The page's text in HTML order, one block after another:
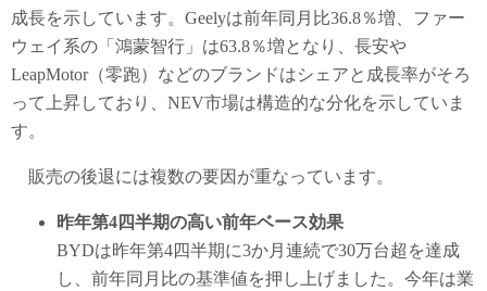
成長を示しています。Geelyは前年同月比36.8％増、ファー
ウェイ系の「鴻蒙智行」は63.8％増となり、長安や
LeapMotor（零跑）などのブランドはシェアと成長率がそろ
って上昇しており、NEV市場は構造的な分化を示していま
す。
販売の後退には複数の要因が重なっています。
昨年第4四半期の高い前年ベース効果
BYDは昨年第4四半期に3か月連続で30万台超を達成
し、前年同月比の基準値を押し上げました。今年は業